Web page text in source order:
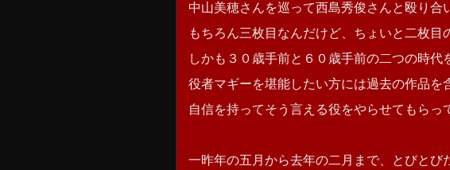
中山美穂さんを巡って西島秀俊さんと殴り合
もちろん三枚目なんだけど、ちょいと二枚目
しかも３０歳手前と６０歳手前の二つの時代
役者マギーを堪能したい方には過去の作品を
自信を持ってそう言える役をやらせてもらっ
一昨年の五月から去年の二月まで、とびとび